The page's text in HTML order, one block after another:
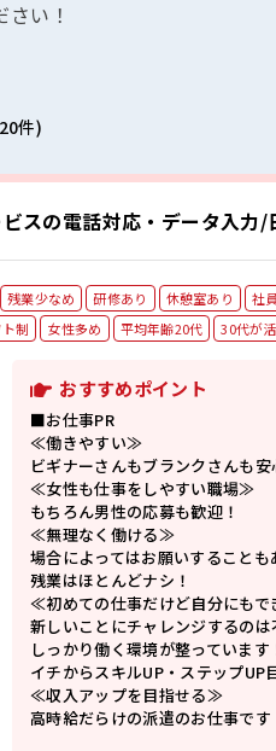
い！
件)
スの電話対応・データ入力/
残業少なめ 研修あり 休憩室あり 社
制 女性多め 平均年齢20代 30代が
おすすめポイント
■お仕事PR
≪働きやすい≫
ビギナーさんもブランクさんも
≪女性も仕事をしやすい職場≫
もちろん男性の応募も歓迎！
≪無理なく働ける≫
場合によってはお願いすることも
残業はほとんどナシ！
≪初めての仕事だけど自分にも
新しいことにチャレンジするのは
しっかり働く環境が整っています
イチからスキルUP・ステップUP
≪収入アップを目指せる≫
高時給だらけの派遣のお仕事です